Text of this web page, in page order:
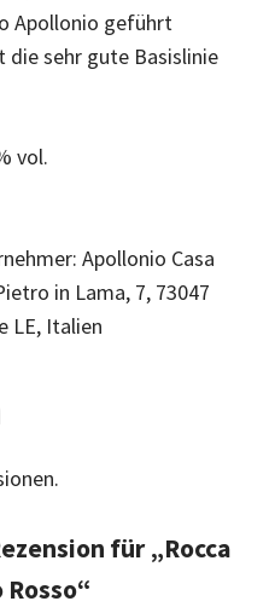
Apollonio geführt
die sehr gute Basislinie
vol.
Apollonio Casa
in Lama, 7, 73047
LE, Italien
für „Rocca